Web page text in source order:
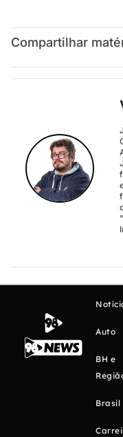
Compartilhar
Auto
BH e
Brasil